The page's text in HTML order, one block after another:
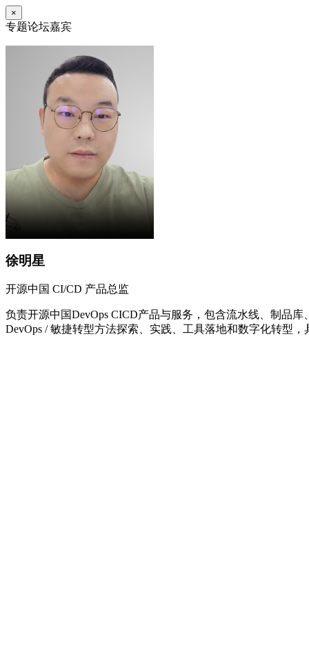
×
专题论坛嘉宾
徐明星
开源中国 CI/CD 产品总监
负责开源中国DevOps CICD产品与服务，包含流水线、制品
DevOps / 敏捷转型方法探索、实践、工具落地和数字化转型